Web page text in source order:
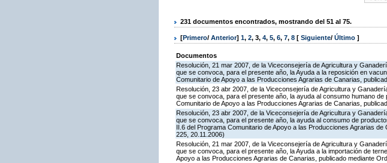
231 documentos encontrados, mostrando del 51 al 75.
[Primero/ Anterior] 1, 2, 3, 4, 5, 6, 7, 8 [ Siguiente/ Último ]
Documentos
Resolución, 21 mar 2007, de la Viceconsejería de Agricultura y
que se convoca, para el presente año, la Ayuda a la reposición en
Comunitario de Apoyo a las Producciones Agrarias de Canarias,
Resolución, 23 abr 2007, de la Viceconsejería de Agricultura y
que se convoca, para el presente año, la ayuda al consumo humano
Comunitario de Apoyo a las Producciones Agrarias de Canarias,
Resolución, 23 abr 2007, de la Viceconsejería de Agricultura y
que se convoca, para el presente año, la ayuda al consumo de
II.6 del Programa Comunitario de Apoyo a las Producciones Agrarias
225, 20.11.2006)
Resolución, 21 mar 2007, de la Viceconsejería de Agricultura y
que se convoca, para el presente año, la Ayuda a la importación de
Apoyo a las Producciones Agrarias de Canarias, publicado mediante